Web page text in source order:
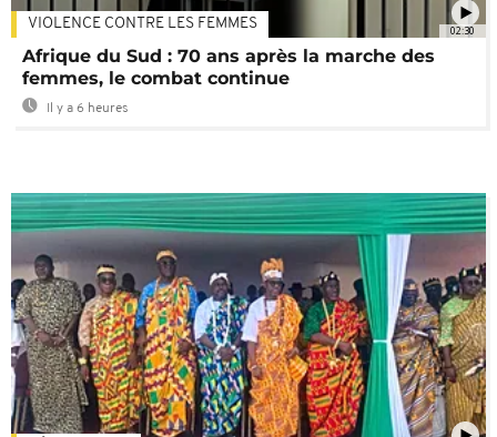
02:30
VIOLENCE CONTRE LES FEMMES
Afrique du Sud : 70 ans après la marche des
femmes, le combat continue
Il y a 6 heures